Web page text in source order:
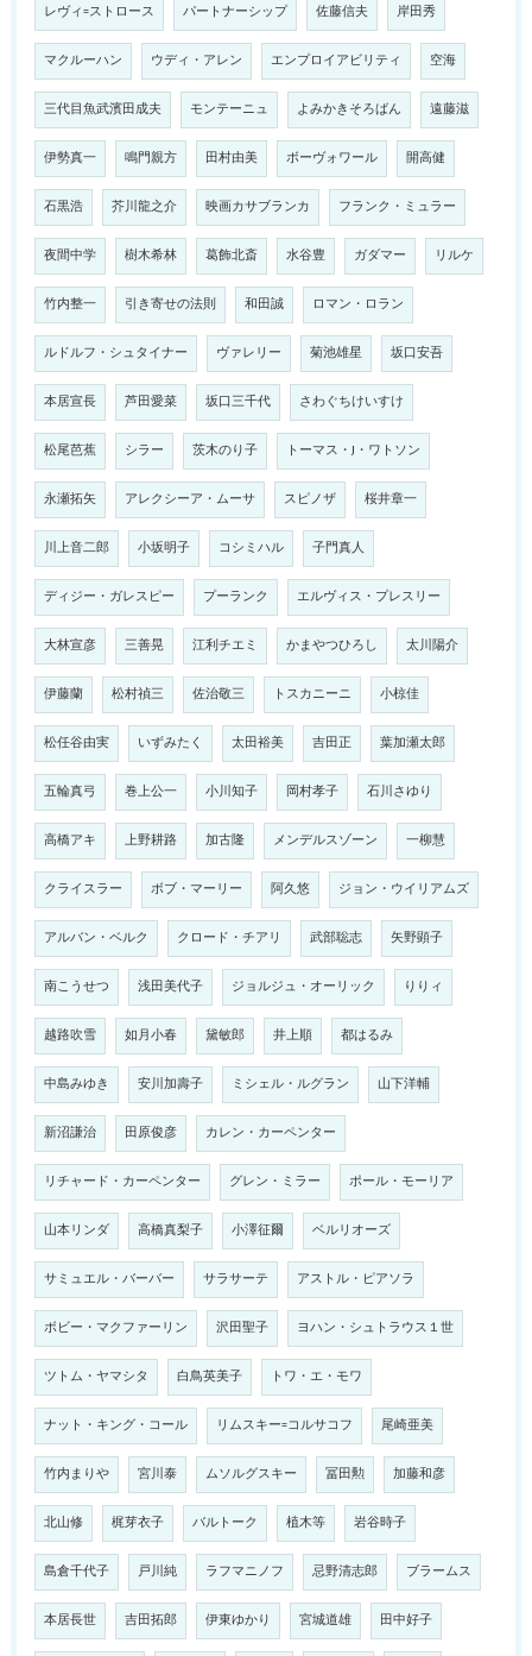
レヴィ=ストロース パートナーシップ 佐藤信夫 岸田秀
マクルーハン ウディ・アレン エンプロイアビリティ 空海
三代目魚武濱田成夫 モンテーニュ よみかきそろばん 遠藤滋
伊勢真一 鳴門親方 田村由美 ボーヴォワール 開高健
石黒浩 芥川龍之介 映画カサブランカ フランク・ミュラー
夜間中学 樹木希林 葛飾北斎 水谷豊 ガダマー リルケ
竹内整一 引き寄せの法則 和田誠 ロマン・ロラン
ルドルフ・シュタイナー ヴァレリー 菊池雄星 坂口安吾
本居宣長 芦田愛菜 坂口三千代 さわぐちけいすけ
松尾芭蕉 シラー 茨木のり子 トーマス・J・ワトソン
永瀬拓矢 アレクシーア・ムーサ スピノザ 桜井章一
川上音二郎 小坂明子 コシミハル 子門真人
ディジー・ガレスピー プーランク エルヴィス・プレスリー
大林宣彦 三善晃 江利チエミ かまやつひろし 太川陽介
伊藤蘭 松村禎三 佐治敬三 トスカニーニ 小椋佳
松任谷由実 いずみたく 太田裕美 吉田正 葉加瀬太郎
五輪真弓 巻上公一 小川知子 岡村孝子 石川さゆり
高橋アキ 上野耕路 加古隆 メンデルスゾーン 一柳慧
クライスラー ボブ・マーリー 阿久悠 ジョン・ウイリアムズ
アルバン・ベルク クロード・チアリ 武部聡志 矢野顕子
南こうせつ 浅田美代子 ジョルジュ・オーリック りりィ
越路吹雪 如月小春 黛敏郎 井上順 都はるみ
中島みゆき 安川加壽子 ミシェル・ルグラン 山下洋輔
新沼謙治 田原俊彦 カレン・カーペンター
リチャード・カーペンター グレン・ミラー ポール・モーリア
山本リンダ 高橋真梨子 小澤征爾 ベルリオーズ
サミュエル・バーバー サラサーテ アストル・ピアソラ
ボビー・マクファーリン 沢田聖子 ヨハン・シュトラウス１世
ツトム・ヤマシタ 白鳥英美子 トワ・エ・モワ
ナット・キング・コール リムスキー=コルサコフ 尾崎亜美
竹内まりや 宮川泰 ムソルグスキー 冨田勲 加藤和彦
北山修 梶芽衣子 バルトーク 植木等 岩谷時子
島倉千代子 戸川純 ラフマニノフ 忌野清志郎 ブラームス
本居長世 吉田拓郎 伊東ゆかり 宮城道雄 田中好子